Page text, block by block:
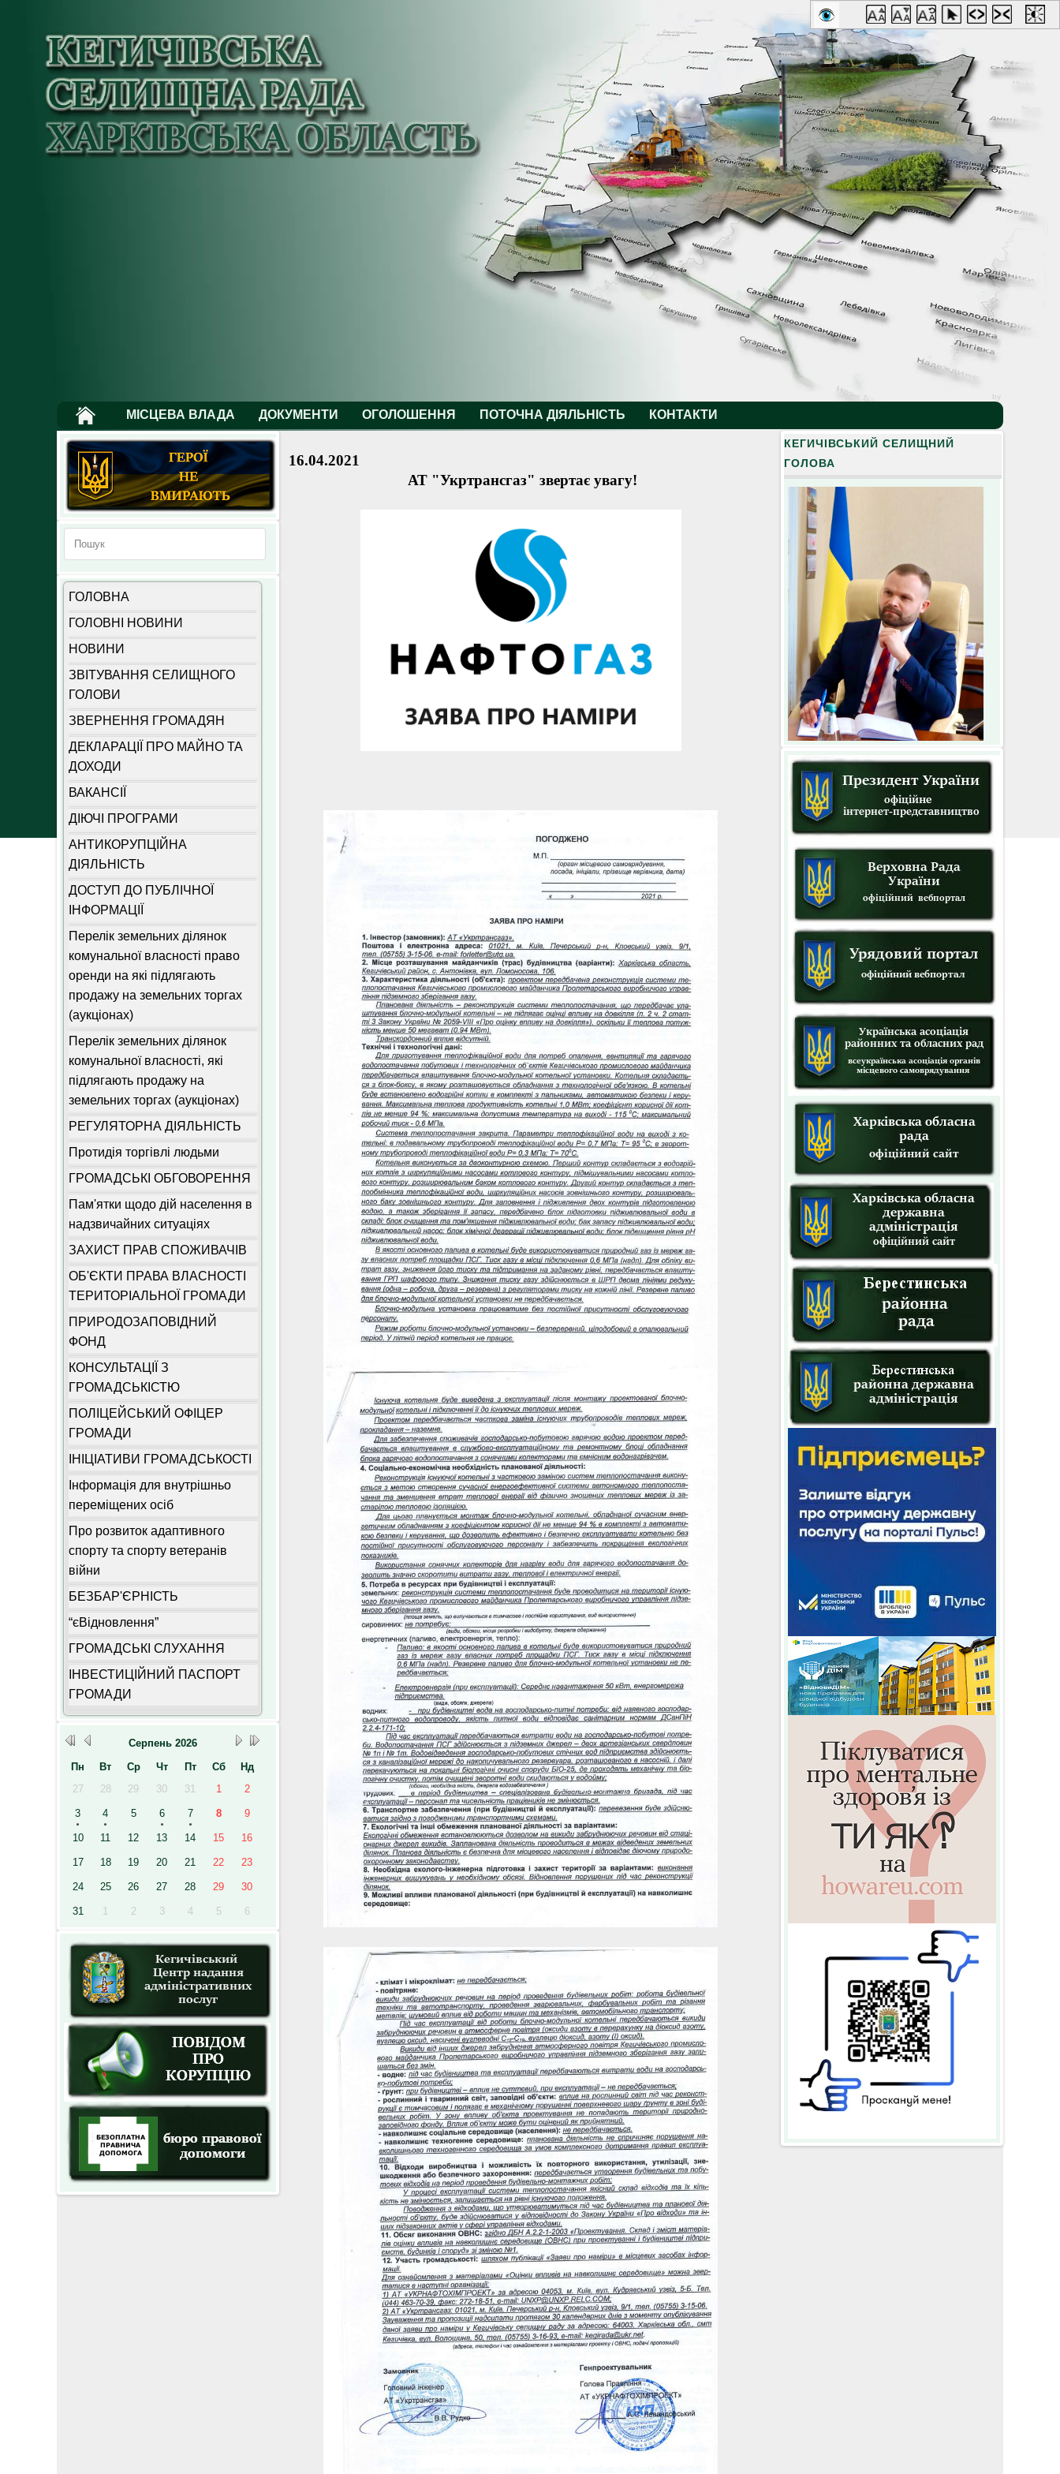
by
МІСЦЕВА ВЛАДА ДОКУМЕНТИ ОГОЛОШЕННЯ ПОТОЧНА ДІЯЛЬНІСТЬ КОНТАКТИ
ГОЛОВНА
ГОЛОВНІ НОВИНИ
НОВИНИ
ЗВІТУВАННЯ СЕЛИЩНОГО
ГОЛОВИ
ЗВЕРНЕННЯ ГРОМАДЯН
ДЕКЛАРАЦІЇ ПРО МАЙНО ТА
ДОХОДИ
ВАКАНСІЇ
ДІЮЧІ ПРОГРАМИ
АНТИКОРУПЦІЙНА
ДІЯЛЬНІСТЬ
ДОСТУП ДО ПУБЛІЧНОЇ
ІНФОРМАЦІЇ
Перелік земельних ділянок
комунальної власності право
оренди на які підлягають
продажу на земельних торгах
(аукціонах)
Перелік земельних ділянок
комунальної власності, які
підлягають продажу на
земельних торгах (аукціонах)
РЕГУЛЯТОРНА ДІЯЛЬНІСТЬ
Протидія торгівлі людьми
ГРОМАДСЬКІ ОБГОВОРЕННЯ
Пам'ятки щодо дій населення в
надзвичайних ситуаціях
ЗАХИСТ ПРАВ СПОЖИВАЧІВ
ОБ'ЄКТИ ПРАВА ВЛАСНОСТІ
ТЕРИТОРІАЛЬНОЇ ГРОМАДИ
ПРИРОДОЗАПОВІДНИЙ
ФОНД
КОНСУЛЬТАЦІЇ З
ГРОМАДСЬКІСТЮ
ПОЛІЦЕЙСЬКИЙ ОФІЦЕР
ГРОМАДИ
ІНІЦІАТИВИ ГРОМАДСЬКОСТІ
Інформація для внутрішньо
переміщених осіб
Про розвиток адаптивного
спорту та спорту ветеранів
війни
БЕЗБАР'ЄРНІСТЬ
“єВідновлення”
ГРОМАДСЬКІ СЛУХАННЯ
ІНВЕСТИЦІЙНИЙ ПАСПОРТ
ГРОМАДИ
Серпень 2026
Пн
Вт Ср Чт Пт Сб
Нд
27
28 29 30 31 1 2
3 4 5 6 7 8 9
10 11 12 13 14 15 16
17 18 19 20 21 22 23
24 25 26 27 28 29 30
31 1 2 3 4 5 6
КЕГИЧІВСЬКИЙ СЕЛИЩНИЙ
ГОЛОВА
16.04.2021
АТ "Укртрансгаз" звертає увагу!